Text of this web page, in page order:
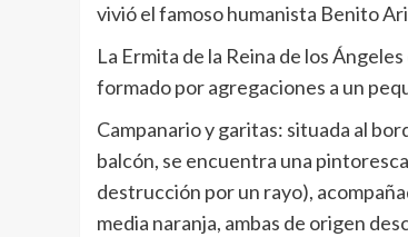
vivió el famoso humanista Benito
La Ermita de la Reina de los
formado por agregaciones a un
Campanario y garitas: situada al
balcón, se encuentra una
destrucción por un rayo),
media naranja, ambas de origen